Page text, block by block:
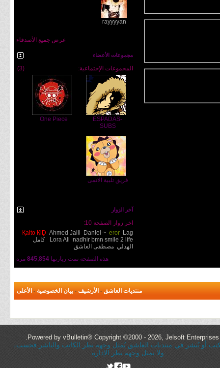
rayyyyan
عرض جميع الأصدقاء
مجموعات الأعضاء
(3) المجموعات الإجتماعية:
ESPADAS-
SUBS
One Piece
فريق تلبية الانمى
آخر الزوار
اخر زوار الصفحة 10:
Қaito ҚiḒ Ahmed Jalil Daniel ~ eror Lag
Lora Ali nadhir bmn smile 2 life
كامل
الهذلي مصطفى العاشق
هذه الصفحة تمت زيارتها 845,854 مرة
منتديات العاشق - الأرشيف - بيان الخصوصية - الأعلى
Powered by vBulletin® Copyright ©2000 - 2026, Jelsoft Enterprises
أو يُنشر في منتديات العاشق يُمثل وجهة نظر الكاتب والناشر فحسب،
ولا يمثل وجهه نظر الإدارة